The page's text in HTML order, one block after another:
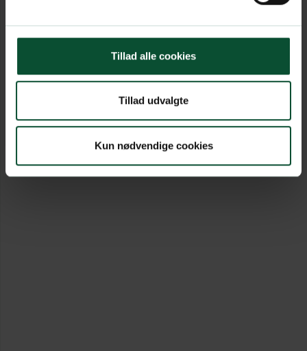
Tillad alle cookies
Tillad udvalgte
Kun nødvendige cookies